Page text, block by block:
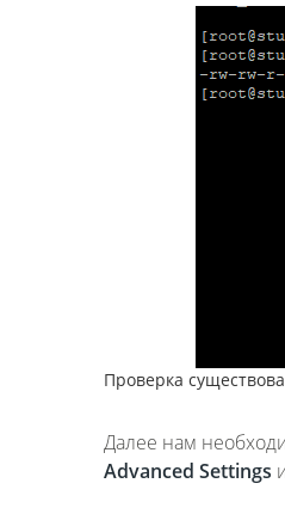
Проверка
Далее нам
Advanced Settings